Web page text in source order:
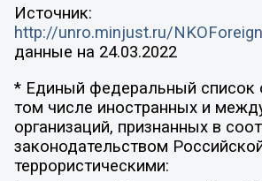
Источник:
http://unro.minjust.ru/
данные на 24.03.2022
* Единый федеральный список
том числе иностранных и
организаций, признанных в
законодательством
террористическими: